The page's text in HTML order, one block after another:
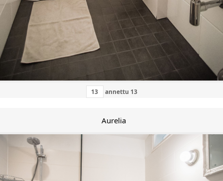
annettu 13
Aurelia